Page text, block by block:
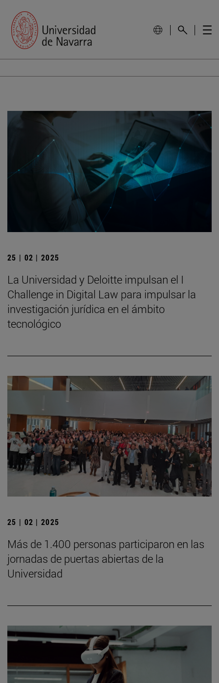
25 | 02 | 2025
La Universidad y Deloitte impulsan el I
Challenge in Digital Law para impulsar la
investigación jurídica en el ámbito
tecnológico
25 | 02 | 2025
Más de 1.400 personas participaron en las
jornadas de puertas abiertas de la
Universidad